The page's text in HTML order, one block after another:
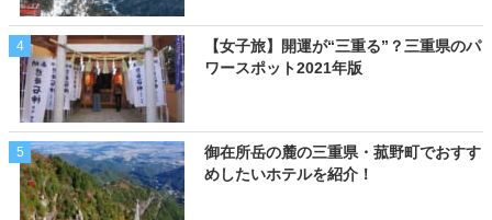
4
【女子旅】開運が“三重る”？三重県のパ
ワースポット2021年版
5
御在所岳の麓の三重県・菰野町でおすす
めしたいホテルを紹介！